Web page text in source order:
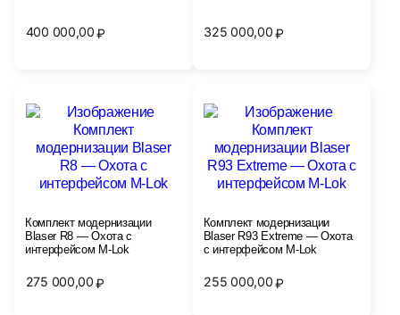
400 000,00 ₽ 325 000,00₽
Комплект модернизации
Blaser R8 — Охота с
интерфейсом M-Lok
275 000,00 ₽
Комплект модернизации
Blaser R93 Extreme — Охота
с интерфейсом M-Lok
255 000,00₽